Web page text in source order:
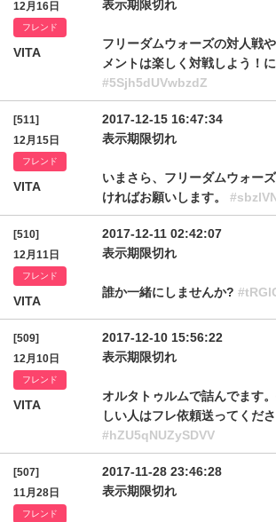
12月16日
フレンド
VITA
表示期限切れ
フリーダムウォーズの対人戦
メントは楽しく対戦しよう！
#5Sjh5dUVwbzdZ
[511]
12月15日
フレンド
VITA
2017-12-15 16:47:34
表示期限切れ
いまさら、フリーダムウォー
ければお願いします。
[510]
12月11日
フレンド
VITA
2017-12-11 02:42:07
表示期限切れ
誰か一緒にしませんか?
[509]
12月10日
フレンド
VITA
2017-12-10 15:56:22
表示期限切れ
オルタトゥルムで詰んでます
しい人はフレ依頼送ってくだ
#hZU5qNUZySDVV
[507]
11月28日
フレンド
2017-11-28 23:46:28
表示期限切れ